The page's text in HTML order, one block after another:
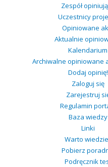
Zespół
Uczestnicy
Opiniowane
Aktualnie
Kalendarium
Archiwalne opiniowane
Dodaj opinię!
Zaloguj się
Zarejestruj
Regulamin
Baza wiedzy
Linki
Warto
Pobierz
Podręcznik